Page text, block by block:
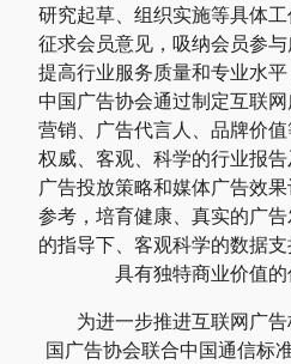
研究起草、组织实施等具体
征求会员意见，吸纳会员参
提高行业服务质量和专业水平
中国广告协会通过制定互联
营销、广告代言人、品牌价
权威、客观、科学的行业报
广告投放策略和媒体广告效
参考，培育健康、真实的广
的指导下、客观科学的数据
具有独特商业价值的
为进一步推进互联网广
国广告协会联合中国通信标